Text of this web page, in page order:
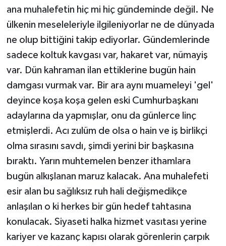
ana muhalefetin hiç mi hiç gündeminde değil. Ne
ülkenin meseleleriyle ilgileniyorlar ne de dünyada
ne olup bittiğini takip ediyorlar. Gündemlerinde
sadece koltuk kavgası var, hakaret var, nümayiş
var. Dün kahraman ilan ettiklerine bugün hain
damgası vurmak var. Bir ara aynı muameleyi 'gel'
deyince koşa koşa gelen eski Cumhurbaşkanı
adaylarına da yapmışlar, onu da günlerce linç
etmişlerdi. Acı zulüm de olsa o hain ve iş birlikçi
olma sırasını savdı, şimdi yerini bir başkasına
bıraktı. Yarın muhtemelen benzer ithamlara
bugün alkışlanan maruz kalacak. Ana muhalefeti
esir alan bu sağlıksız ruh hali değişmedikçe
anlaşılan o ki herkes bir gün hedef tahtasına
konulacak. Siyaseti halka hizmet vasıtası yerine
kariyer ve kazanç kapısı olarak görenlerin çarpık